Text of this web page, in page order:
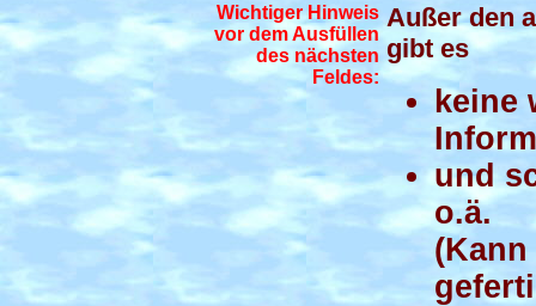
Wichtiger Hinweis
vor dem Ausfüllen
des nächsten
Feldes:
Außer den
gibt es
keine
und
o.ä.